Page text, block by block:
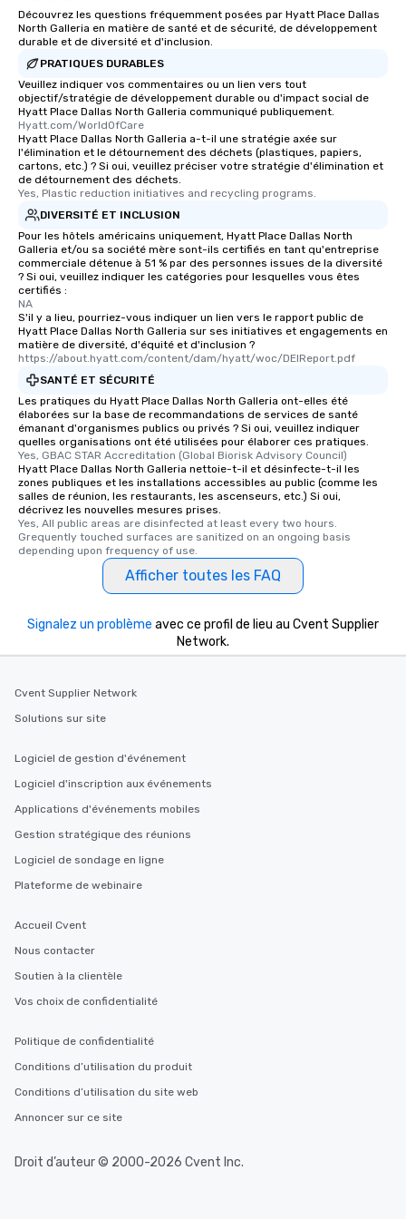
restaurant or being
What’s more, your
a special warm
from the restaurant
be printed featuring
which can be an
those Instagram
as well as an event
for groups that desire
glittering lights of The
Smacking Foodie
experienced, and all
remember. Our one-
are special, from the
last. It’s an
will reminisce about
leave. Location, Location, Location
convenient and
walking distance of
members a chance to
Découvrez les questions fréquemment posées par Hyatt Place Dallas
North Galleria en matière de santé et de sécurité, de développement
durable et de diversité et d'inclusion.
PRATIQUES DURABLES
Veuillez indiquer vos commentaires ou un lien vers tout
objectif/stratégie de développement durable ou d'impact social de
Hyatt Place Dallas North Galleria communiqué publiquement.
Hyatt.com/WorldOfCare
Hyatt Place Dallas North Galleria a-t-il une stratégie axée sur
l'élimination et le détournement des déchets (plastiques, papiers,
cartons, etc.) ? Si oui, veuillez préciser votre stratégie d'élimination et
de détournement des déchets.
Yes, Plastic reduction initiatives and recycling programs.
DIVERSITÉ ET INCLUSION
Pour les hôtels américains uniquement, Hyatt Place Dallas North
Galleria et/ou sa société mère sont-ils certifiés en tant qu'entreprise
commerciale détenue à 51 % par des personnes issues de la diversité
? Si oui, veuillez indiquer les catégories pour lesquelles vous êtes
certifiés :
NA
S'il y a lieu, pourriez-vous indiquer un lien vers le rapport public de
Hyatt Place Dallas North Galleria sur ses initiatives et engagements en
matière de diversité, d'équité et d'inclusion ?
https://about.hyatt.com/content/dam/hyatt/woc/DEIReport.pdf
SANTÉ ET SÉCURITÉ
Les pratiques du Hyatt Place Dallas North Galleria ont-elles été
élaborées sur la base de recommandations de services de santé
émanant d'organismes publics ou privés ? Si oui, veuillez indiquer
quelles organisations ont été utilisées pour élaborer ces pratiques.
Yes, GBAC STAR Accreditation (Global Biorisk Advisory Council)
Hyatt Place Dallas North Galleria nettoie-t-il et désinfecte-t-il les
zones publiques et les installations accessibles au public (comme les
salles de réunion, les restaurants, les ascenseurs, etc.) Si oui,
décrivez les nouvelles mesures prises.
Yes, All public areas are disinfected at least every two hours.
Grequently touched surfaces are sanitized on an ongoing basis
depending upon frequency of use.
Afficher toutes les FAQ
Signalez un problème avec ce profil de lieu au Cvent Supplier
Network.
Cvent Supplier Network
Solutions sur site
Logiciel de gestion d'événement
Logiciel d'inscription aux événements
Applications d'événements mobiles
Gestion stratégique des réunions
Logiciel de sondage en ligne
Plateforme de webinaire
Accueil Cvent
Nous contacter
Soutien à la clientèle
Vos choix de confidentialité
Politique de confidentialité
Conditions d’utilisation du produit
Conditions d’utilisation du site web
Annoncer sur ce site
Droit d’auteur © 2000-2026 Cvent Inc.